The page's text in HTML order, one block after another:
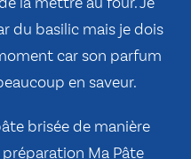
la mettre au four. Je
du basilic mais je dois
car son parfum
en saveur.
brisée de manière
Ma Pâte